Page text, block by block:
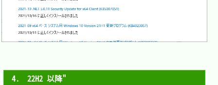
4.　22H2 以降"